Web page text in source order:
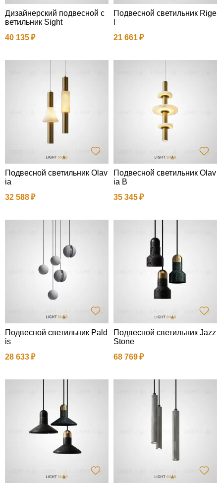
Дизайнерский подвесной с
ветильник Sight
40 135
Подвесной светильник Rige
21 661
Подвесной светильник Olav
ia
32 588
Подвесной светильник Olav
ia B
35 345
Подвесной светильник Pald
is
28 633
Подвесной светильник Jazz
Stone
68 769